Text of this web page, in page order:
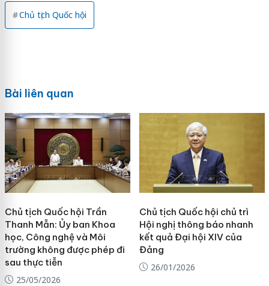
Chủ tịch Quốc hội
Bài liên quan
Chủ tịch Quốc hội Trần
Thanh Mẫn: Ủy ban Khoa
học, Công nghệ và Môi
trường không được phép đi
sau thực tiễn
25/05/2026
Chủ tịch Quốc hội chủ trì
Hội nghị thông báo nhanh
kết quả Đại hội XIV của
Đảng
26/01/2026